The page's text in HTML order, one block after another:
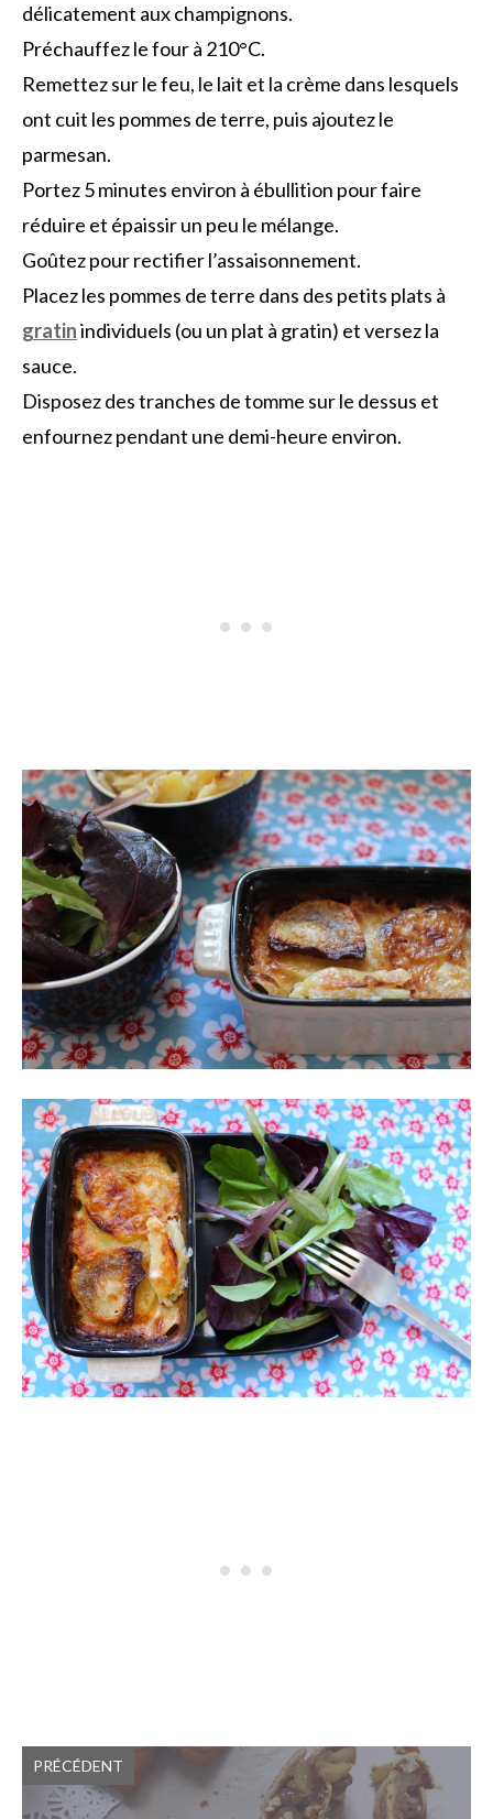
délicatement aux champignons.
Préchauffez le four à 210°C.
Remettez sur le feu, le lait et la crème dans lesquels
ont cuit les pommes de terre, puis ajoutez le
parmesan.
Portez 5 minutes environ à ébullition pour faire
réduire et épaissir un peu le mélange.
Goûtez pour rectifier l’assaisonnement.
Placez les pommes de terre dans des petits plats à
gratinindividuels (ou un plat à gratin) et versez la
sauce.
Disposez des tranches de tomme sur le dessus et
enfournez pendant une demi-heure environ.
PRÉCÉDENT